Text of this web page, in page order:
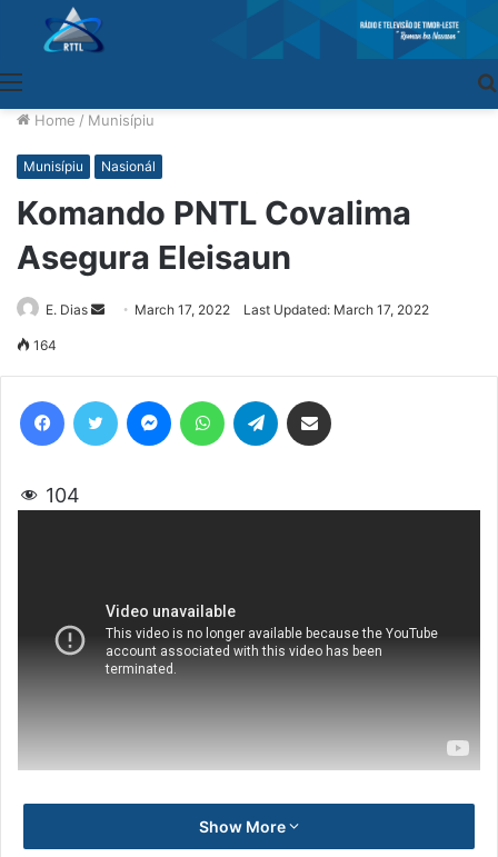
Home / Munisípiu
Munisípiu Nasionál
Komando PNTL Covalima
Asegura Eleisaun
E. Dias
SendMarch 17, 2022 Last Updated: March 17, 2022
164
104
Show More